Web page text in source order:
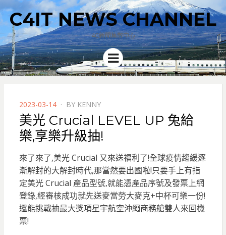
C4IT NEWS CHANNEL
4C新聞集散中心
Menu
POSTED
ON
2023-03-14 BY KENNY
美光 Crucial LEVEL UP 兔給
樂,享樂升級抽!
來了來了,美光 Crucial 又來送福利了!全球疫情趨緩逐
漸解封的大解封時代,那當然要出國啦!只要手上有指
定美光 Crucial 產品型號,就能憑產品序號及發票上網
登錄,經審核成功就先送麥當勞大麥克+中杯可樂一份!
還能挑戰抽最大獎項星宇航空沖繩商務艙雙人來回機
票!